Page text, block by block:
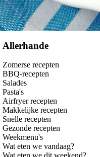
Allerhande
Zomerse recepten
BBQ-recepten
Salades
Pasta's
Airfryer recepten
Makkelijke recepten
Snelle recepten
Gezonde recepten
Weekmenu's
Wat eten we vandaag?